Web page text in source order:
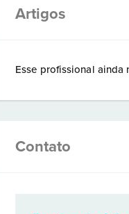
Artigos
Esse profissional
Contato